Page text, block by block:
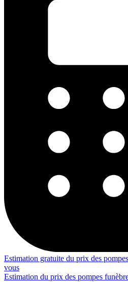
Estimation gratuite du prix des
vous
Estimation du prix des pompes